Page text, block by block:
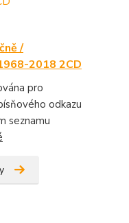
/
2018 2CD
pro
odkazu
seznamu